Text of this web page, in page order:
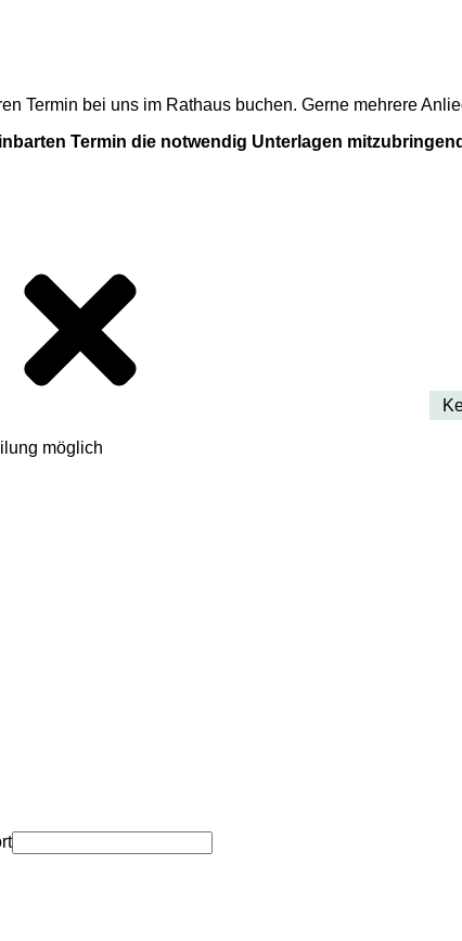
Termin bei uns im Rathaus buchen. Gerne mehrere
Termin die notwendig Unterlagen
möglich